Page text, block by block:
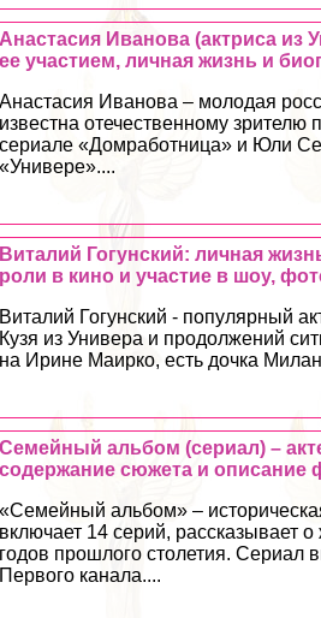
Анастасия Иванова (актриса из
ее участием, личная жизнь и
Анастасия Иванова – молодая
известна отечественному зрителю
сериале «Домработница» и Юли
«Универе»....
Виталий Гогунский: личная
роли в кино и участие в шоу,
Виталий Гогунский - популярный
Кузя из Универа и продолжений
на Ирине Маирко, есть дочка
Семейный альбом (сериал) –
содержание сюжета и описание
«Семейный альбом» –
включает 14 серий, рассказывает
годов прошлого столетия. Сериал
Первого канала....